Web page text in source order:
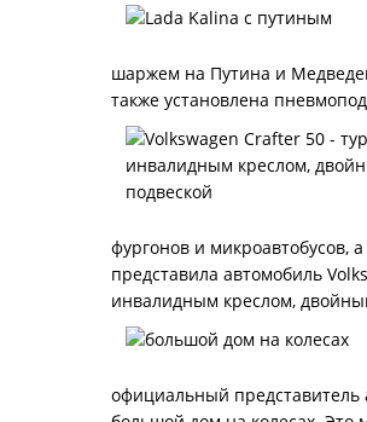
шаржем на Путина и
также установлена
фургонов и микроавтобусов,
представила автомобиль
инвалидным креслом,
официальный